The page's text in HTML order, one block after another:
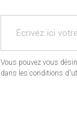
Vous pouvez vous
dans les conditions